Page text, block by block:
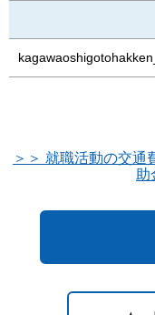
＞＞ 就職活動の交通
助